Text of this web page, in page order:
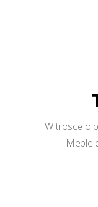
W trosce o
Meble